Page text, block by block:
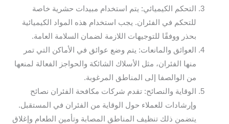
التحكم الكيميائي: يتم استخدام مبيدات حشرية خاصة
للتحكم في الفئران. يجب استخدام هذه المواد الكيميائية
بحذر ووفقًا للتوجيهات اللازمة لضمان السلامة العامة.
العوائق والمانعات: يتم وضع عوائق في الأماكن التي تمر
منها الفئران، مثل الأسلاك الشائكة والحواجز الفعالة لمنعها
من الوالصفا إلى المناطق المرغوبة.
الوقاية والنصائح: تقدم شركات مكافحة الفئران نصائح
وإرشادات للعملاء حول الوقاية من الفئران في المستقبل.
يتضمن ذلك تنظيف المناطق المصابة وتأمين الطعام وإغلاق